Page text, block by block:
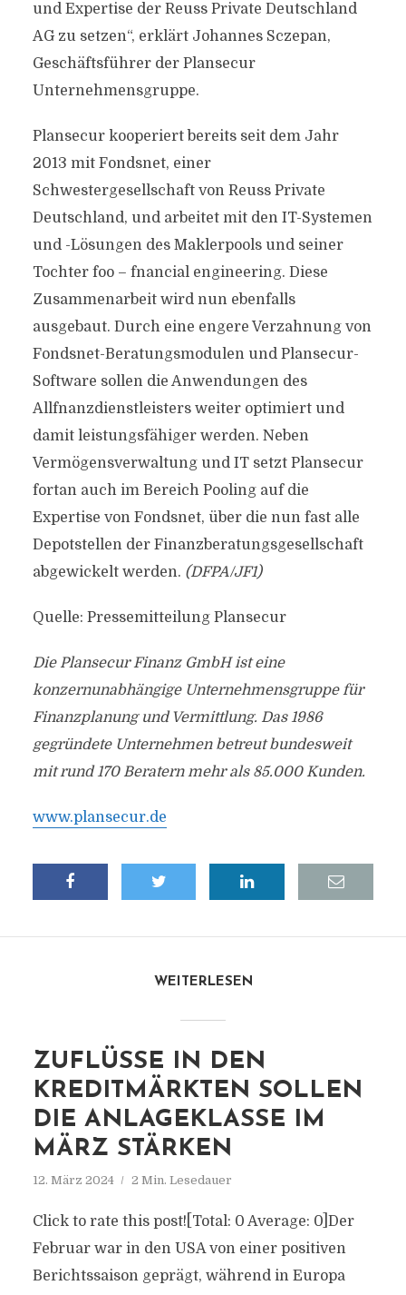
und Expertise der Reuss Private Deutschland
AG zu setzen“, erklärt Johannes Sczepan,
Geschäftsführer der Plansecur
Unternehmensgruppe.
Plansecur kooperiert bereits seit dem Jahr
2013 mit Fondsnet, einer
Schwestergesellschaft von Reuss Private
Deutschland, und arbeitet mit den IT-Systemen
und -Lösungen des Maklerpools und seiner
Tochter foo – fnancial engineering. Diese
Zusammenarbeit wird nun ebenfalls
ausgebaut. Durch eine engere Verzahnung von
Fondsnet-Beratungsmodulen und Plansecur-
Software sollen die Anwendungen des
Allfnanzdienstleisters weiter optimiert und
damit leistungsfähiger werden. Neben
Vermögensverwaltung und IT setzt Plansecur
fortan auch im Bereich Pooling auf die
Expertise von Fondsnet, über die nun fast alle
Depotstellen der Finanzberatungsgesellschaft
abgewickelt werden. (DFPA/JF1)
Quelle: Pressemitteilung Plansecur
Die Plansecur Finanz GmbH ist eine
konzernunabhängige Unternehmensgruppe für
Finanzplanung und Vermittlung. Das 1986
gegründete Unternehmen betreut bundesweit
mit rund 170 Beratern mehr als 85.000 Kunden.
www.plansecur.de
WEITERLESEN
ZUFLÜSSE IN DEN
KREDITMÄRKTEN SOLLEN
DIE ANLAGEKLASSE IM
MÄRZ STÄRKEN
12. März 2024 2 Min. Lesedauer
Click to rate this post![Total: 0 Average: 0]Der
Februar war in den USA von einer positiven
Berichtssaison geprägt, während in Europa